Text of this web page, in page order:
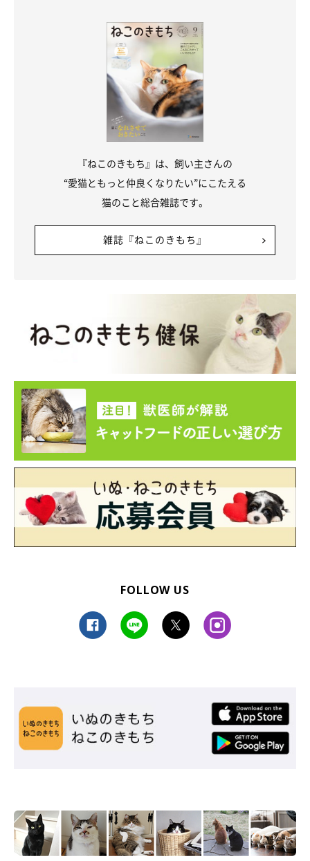
『ねこのきもち』は、飼い主さんの
“愛猫ともっと仲良くなりたい”にこたえる
猫のこと総合雑誌です。
雑誌『ねこのきもち』
FOLLOW US